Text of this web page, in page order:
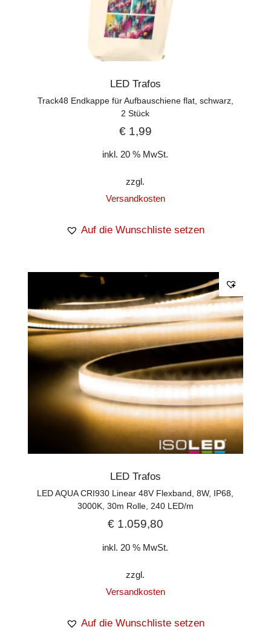
LED Trafos
Track48 Endkappe für Aufbauschiene flat, schwarz,
2 Stück
€1,99
inkl. 20 % MwSt.
zzgl.
Versandkosten
Auf die Wunschliste setzen
LED Trafos
LED AQUA CRI930 Linear 48V Flexband, 8W, IP68,
3000K, 30m Rolle, 240 LED/m
€1.059,80
inkl. 20 % MwSt.
zzgl.
Versandkosten
Auf die Wunschliste setzen